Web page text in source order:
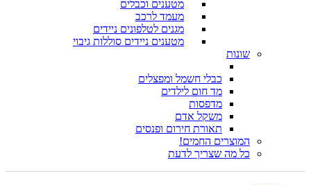
מטענים וכבלים
מעמד לרכב
מגנים לטלפונים ניידים
מטענים ניידים סוללות גיבוי
שונות
כבלי חשמל ומפצלים
מד חום לילדים
מדפסות
משקל אדם
תאורת חירום ופנסים
המוצרים החמים!
כל מה שצריך לדעת